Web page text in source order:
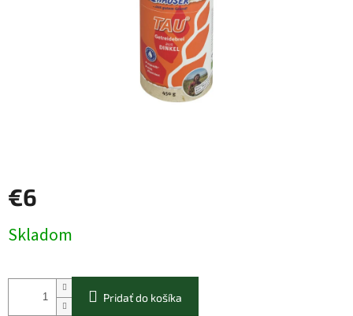
€6
cena:
Skladom
Pridať do košíka